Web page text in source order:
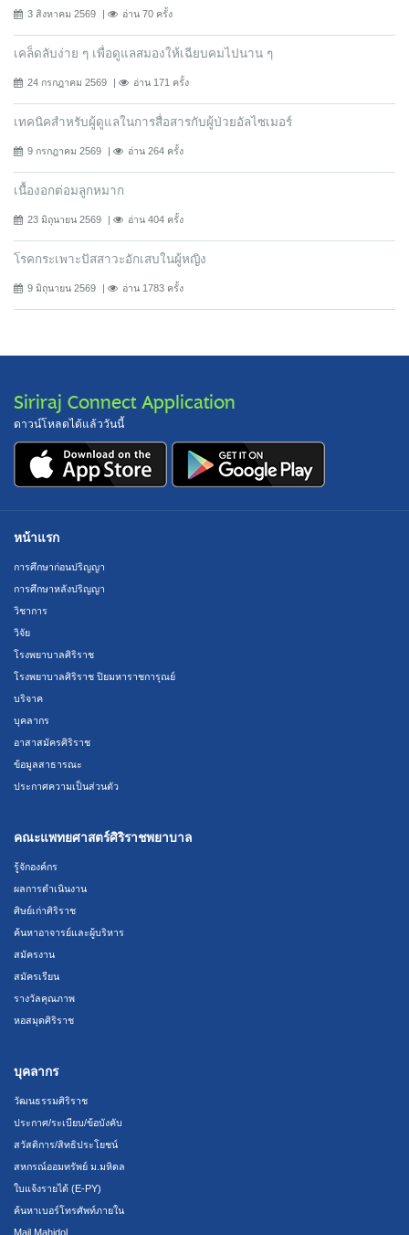
3 สิงหาคม 2569 อ่าน 70 ครั้ง
เคล็ดลับง่าย ๆ เพื่อดูแลสมองให้เฉียบคมไปนาน ๆ
24 กรกฎาคม 2569 อ่าน 171 ครั้ง
เทคนิคสำหรับผู้ดูแลในการสื่อสารกับผู้ป่วยอัลไซเมอร์
9 กรกฎาคม 2569 อ่าน 264 ครั้ง
เนื้องอกต่อมลูกหมาก
23 มิถุนายน 2569 อ่าน 404 ครั้ง
โรคกระเพาะปัสสาวะอักเสบในผู้หญิง
9 มิถุนายน 2569 อ่าน 1783 ครั้ง
Siriraj Connect Application
ดาวน์โหลดได้แล้ววันนี้
หน้าแรก
การศึกษาก่อนปริญญา
การศึกษาหลังปริญญา
วิชาการ
วิจัย
โรงพยาบาลศิริราช
โรงพยาบาลศิริราช ปิยมหาราชการุณย์
บริจาค
บุคลากร
อาสาสมัครศิริราช
ข้อมูลสาธารณะ
ประกาศความเป็นส่วนตัว
คณะแพทยศาสตร์ศิริราชพยาบาล
รู้จักองค์กร
ผลการดำเนินงาน
ศิษย์เก่าศิริราช
ค้นหาอาจารย์และผู้บริหาร
สมัครงาน
สมัครเรียน
รางวัลคุณภาพ
หอสมุดศิริราช
บุคลากร
วัฒนธรรมศิริราช
ประกาศ/ระเบียบ/ข้อบังคับ
สวัสดิการ/สิทธิประโยชน์
สหกรณ์ออมทรัพย์ ม.มหิดล
ใบแจ้งรายได้ (E-PY)
ค้นหาเบอร์โทรศัพท์ภายใน
Mail Mahidol